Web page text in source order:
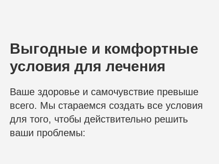
Выгодные и комфортные
условия для лечения
Ваше здоровье и самочувствие превыше
всего. Мы стараемся создать все условия
для того, чтобы действительно решить
ваши проблемы: